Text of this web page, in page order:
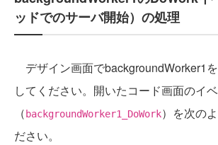
ッドでのサーバ開始）の処理
デザイン画面でbackgroundWorker1
してください。開いたコード画面のイ
（ backgroundWorker1_DoWork）を次の
ださい。